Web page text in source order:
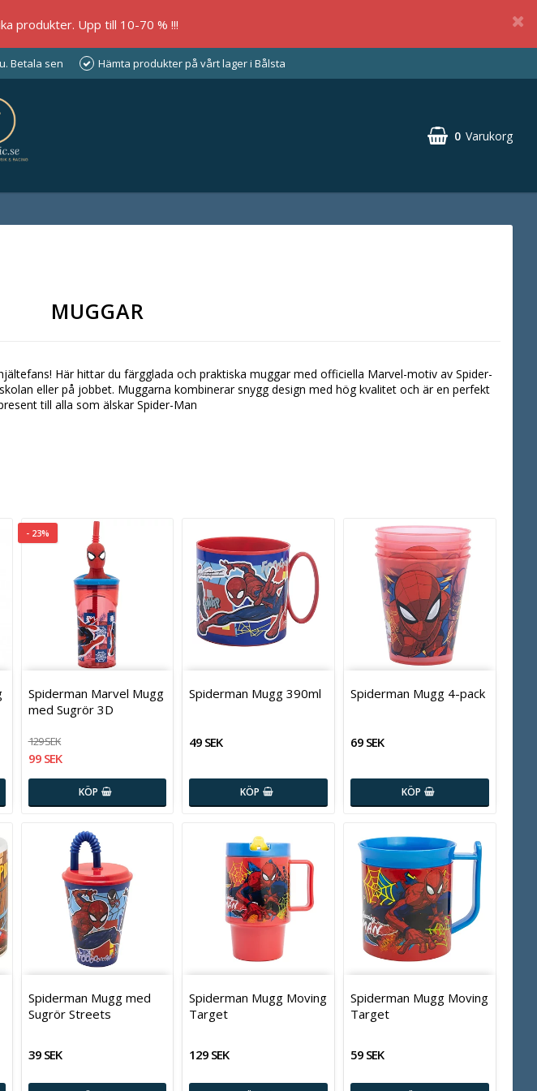
produkter. Upp till 10-70 % !!!
Betala sen Hämta produkter på vårt lager i Bålsta
0 Varukorg
MUGGAR
Här hittar du färgglada och praktiska muggar med officiella Marvel-motiv av Spider-
eller på jobbet. Muggarna kombinerar snygg design med hög kvalitet och är en perfekt
till alla som älskar Spider-Man
- 23%
Spiderman Marvel Mugg
med Sugrör 3D
129 SEK
99 SEK
KÖP
Spiderman Mugg 390ml
49 SEK
KÖP
Spiderman Mugg 4-pack
69 SEK
KÖP
Spiderman Mugg med
Sugrör Streets
39 SEK
Spiderman Mugg Moving
Target
129 SEK
Spiderman Mugg Moving
Target
59 SEK